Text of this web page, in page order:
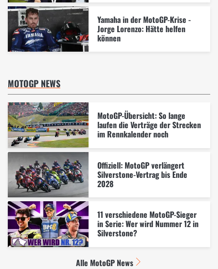
Yamaha in der MotoGP-Krise -
Jorge Lorenzo: Hätte helfen
können
MOTOGP NEWS
MotoGP-Übersicht: So lange
laufen die Verträge der Strecken
im Rennkalender noch
Offiziell: MotoGP verlängert
Silverstone-Vertrag bis Ende
2028
11 verschiedene MotoGP-Sieger
in Serie: Wer wird Nummer 12 in
Silverstone?
Alle MotoGP News